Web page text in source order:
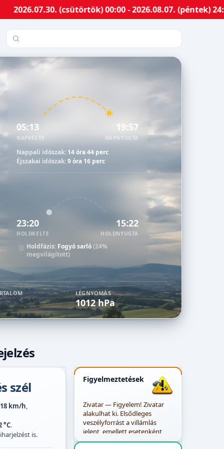
(csütörtök) 00:00 - 2026.08.07. (péntek) 24:00-ig
Település keresése
05:13
NAPKELTE
19:57
NAPNYUGTA
Nappali időszak: 14 óra 44 perc
Éjszakai időszak:9 óra 16 perc
23:20
HOLDKELTE
15:22
HOLDNYUGTA
Holdfázis: Fogyó sarló(24%
megvilágított)
LÉGNYOMÁS
1012 hPa
szél
18 km/h,
°C.
is.
Figyelmeztetések
Zivatar — Figyelem! Zivatar
alakulhat ki. Elsődleges
veszélyforrást a villámlás
jelent, emellett esetenként
szélerősödés, jégeső